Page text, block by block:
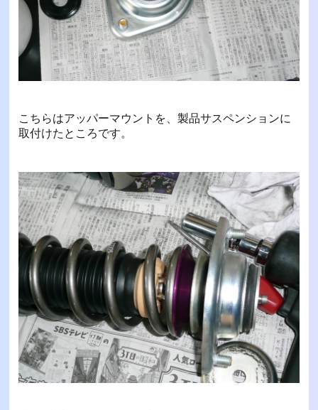
こちらはアッパーマウントを、製品サスペンションに
取付けたところです。